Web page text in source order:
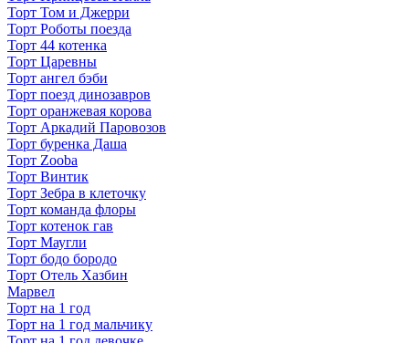
Торт Том и Джерри
Торт Роботы поезда
Торт 44 котенка
Торт Царевны
Торт ангел бэби
Торт поезд динозавров
Торт оранжевая корова
Торт Аркадий Паровозов
Торт буренка Даша
Торт Zooba
Торт Винтик
Торт Зебра в клеточку
Торт команда флоры
Торт котенок гав
Торт Маугли
Торт бодо бородо
Торт Отель Хазбин
Марвел
Торт на 1 год
Торт на 1 год мальчику